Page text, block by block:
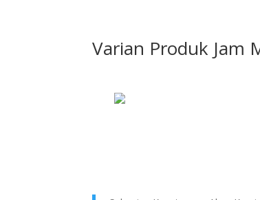
Varian Produk Jam